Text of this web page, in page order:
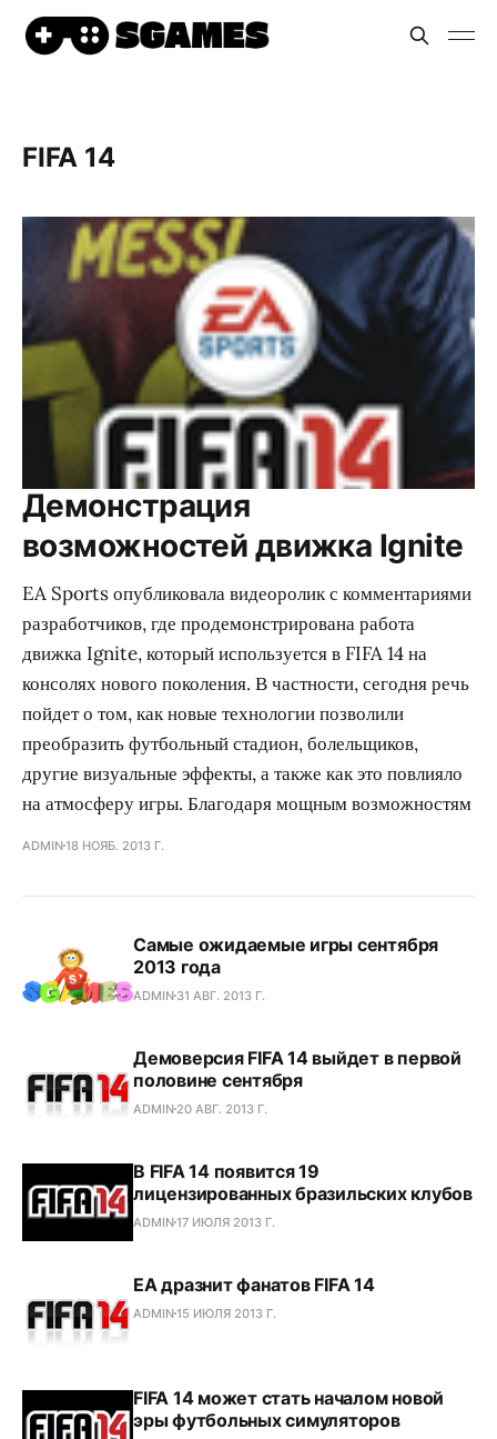
FIFA 14
Демонстрация
возможностей движка Ignite
EA Sports опубликовала видеоролик с комментариями
разработчиков, где продемонстрирована работа
движка Ignite, который используется в FIFA 14 на
консолях нового поколения. В частности, сегодня речь
пойдет о том, как новые технологии позволили
преобразить футбольный стадион, болельщиков,
другие визуальные эффекты, а также как это повлияло
на атмосферу игры. Благодаря мощным возможностям
ADMIN18 НОЯБ. 2013 Г.
Самые ожидаемые игры сентября
2013 года
ADMIN 31 АВГ. 2013 Г.
Демоверсия FIFA 14 выйдет в первой
половине сентября
ADMIN 20 АВГ. 2013 Г.
В FIFA 14 появится 19
лицензированных бразильских клубов
ADMIN17 ИЮЛЯ 2013 Г.
EA дразнит фанатов FIFA 14
ADMIN15 ИЮЛЯ 2013 Г.
FIFA 14 может стать началом новой
эры футбольных симуляторов